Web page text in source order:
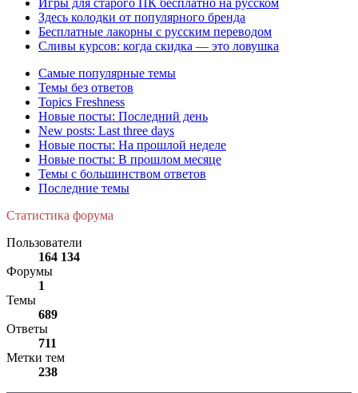
Игры для старого ПК бесплатно на русском
Здесь колодки от популярного бренда
Бесплатные лакорны с русским переводом
Сливы курсов: когда скидка — это ловушка
Самые популярные темы
Темы без ответов
Topics Freshness
Новые посты: Последний день
New posts: Last three days
Новые посты: На прошлой неделе
Новые посты: В прошлом месяце
Темы с большинством ответов
Последние темы
Статистика форума
Пользователи
164 134
Форумы
1
Темы
689
Ответы
711
Метки тем
238